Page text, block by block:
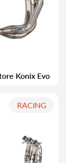
Konix Evo
RACING